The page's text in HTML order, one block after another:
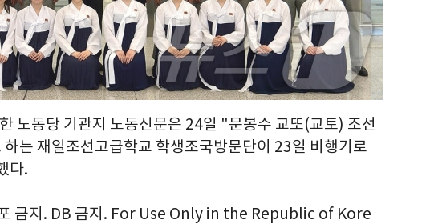
노동당 기관지 노동신문은 24일 "문봉수 교또(교토) 조선
는 재일조선고급학교 학생조국방문단이 23일 비행기로
다.
금지. DB 금지. For Use Only in the Republic of Kore